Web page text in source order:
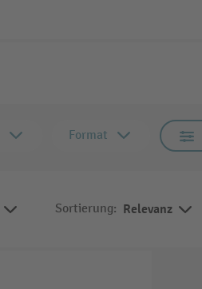
Format
Sortierung: Relevanz